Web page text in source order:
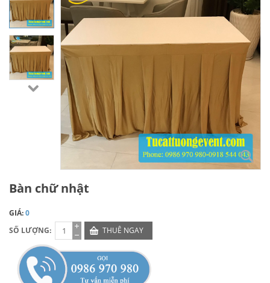
Bàn chữ nhật
GIÁ:0
SỐ LƯỢNG:
THUÊ NGAY